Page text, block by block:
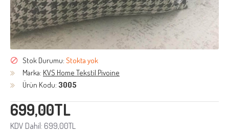
699,00TL
KDV Dahil: 699,00TL
Stok Durumu: Stokta yok
Marka: KVS Home Tekstil Pivoine
Ürün Kodu: 3005